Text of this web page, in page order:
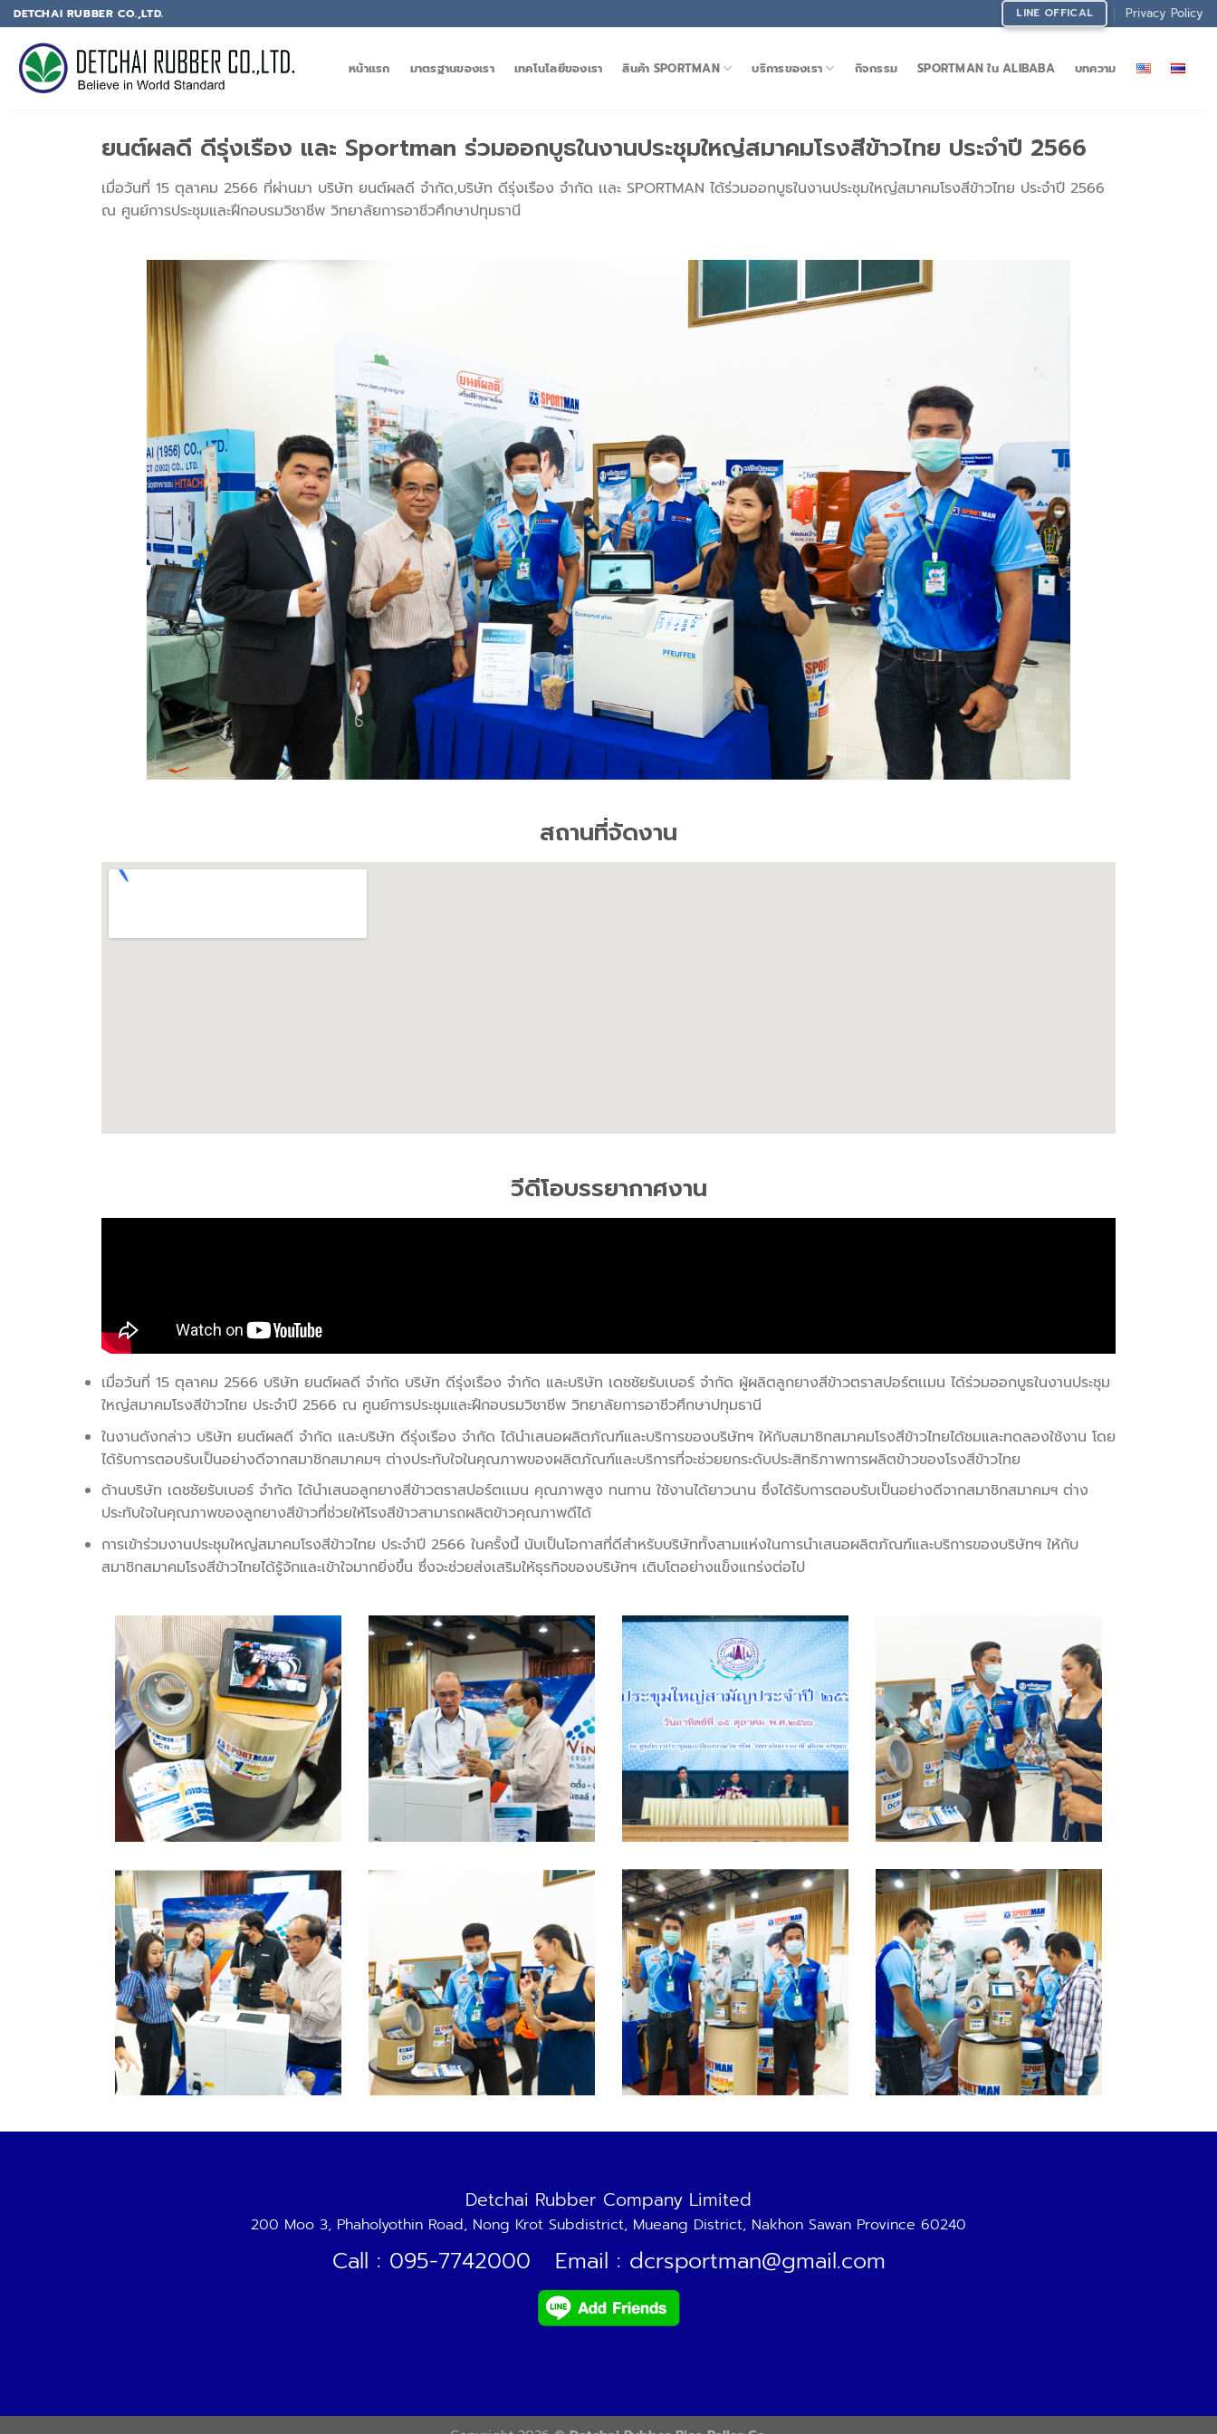
DETCHAI RUBBER CO.,LTD. LINE OFFICAL Privacy Policy
หน้าแรก มาตรฐานของเรา เทคโนโลยีของเรา สินค้า SPORTMAN บริการของเรา กิจกรรม SPORTMAN ใน ALIBABA บทความ
ยนต์ผลดี ดีรุ่งเรือง และ Sportman ร่วมออกบูธในงานประชุมใหญ่สมาคมโรงสีข้าวไทย ประจำปี 2566
เมื่อวันที่ 15 ตุลาคม 2566 ที่ผ่านมา บริษัท ยนต์ผลดี จำกัด,บริษัท ดีรุ่งเรือง จำกัด เเละ SPORTMAN ได้ร่วมออกบูธในงานประชุมใหญ่สมาคมโรงสีข้าวไทย ประจำปี 2566
ณ ศูนย์การประชุมและฝึกอบรมวิชาชีพ วิทยาลัยการอาชีวศึกษาปทุมธานี
สถานที่จัดงาน
วีดีโอบรรยากาศงาน
เมื่อวันที่ 15 ตุลาคม 2566 บริษัท ยนต์ผลดี จำกัด บริษัท ดีรุ่งเรือง จำกัด และบริษัท เดชชัยรับเบอร์ จำกัด ผู้ผลิตลูกยางสีข้าวตราสปอร์ตเเมน ได้ร่วมออกบูธในงานประชุม
ใหญ่สมาคมโรงสีข้าวไทย ประจำปี 2566 ณ ศูนย์การประชุมและฝึกอบรมวิชาชีพ วิทยาลัยการอาชีวศึกษาปทุมธานี
ในงานดังกล่าว บริษัท ยนต์ผลดี จำกัด และบริษัท ดีรุ่งเรือง จำกัด ได้นำเสนอผลิตภัณฑ์และบริการของบริษัทฯ ให้กับสมาชิกสมาคมโรงสีข้าวไทยได้ชมและทดลองใช้งาน โดย
ได้รับการตอบรับเป็นอย่างดีจากสมาชิกสมาคมฯ ต่างประทับใจในคุณภาพของผลิตภัณฑ์และบริการที่จะช่วยยกระดับประสิทธิภาพการผลิตข้าวของโรงสีข้าวไทย
ด้านบริษัท เดชชัยรับเบอร์ จำกัด ได้นำเสนอลูกยางสีข้าวตราสปอร์ตเเมน คุณภาพสูง ทนทาน ใช้งานได้ยาวนาน ซึ่งได้รับการตอบรับเป็นอย่างดีจากสมาชิกสมาคมฯ ต่าง
ประทับใจในคุณภาพของลูกยางสีข้าวที่ช่วยให้โรงสีข้าวสามารถผลิตข้าวคุณภาพดีได้
การเข้าร่วมงานประชุมใหญ่สมาคมโรงสีข้าวไทย ประจำปี 2566 ในครั้งนี้ นับเป็นโอกาสที่ดีสำหรับบริษัททั้งสามแห่งในการนำเสนอผลิตภัณฑ์และบริการของบริษัทฯ ให้กับ
สมาชิกสมาคมโรงสีข้าวไทยได้รู้จักและเข้าใจมากยิ่งขึ้น ซึ่งจะช่วยส่งเสริมให้ธุรกิจของบริษัทฯ เติบโตอย่างแข็งแกร่งต่อไป
Detchai Rubber Company Limited
200 Moo 3, Phaholyothin Road, Nong Krot Subdistrict, Mueang District, Nakhon Sawan Province 60240
Call : 095-7742000 Email : dcrsportman@gmail.com